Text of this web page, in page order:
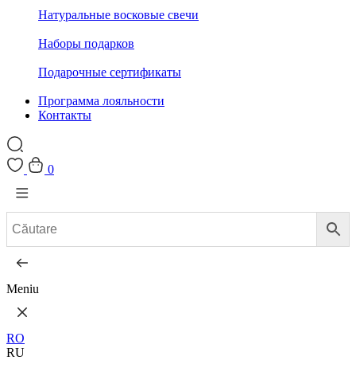
Натуральные восковые свечи
Наборы подарков
Подарочные сертификаты
Программа лояльности
Контакты
0
Meniu
RO
RU